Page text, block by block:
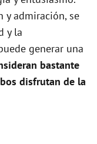
y admiración, se
y la
generar una
bastante
disfrutan de la